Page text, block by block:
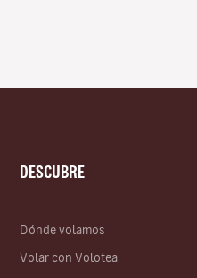
DESCUBRE
Dónde volamos
Volar con Volotea